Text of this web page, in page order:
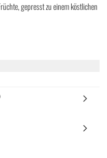
gepresst zu einem köstlichen